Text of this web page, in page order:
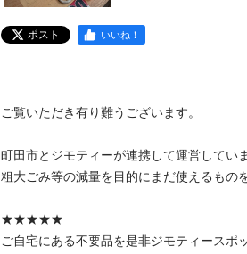
ポスト いいね！
ご覧いただき有り難うございます。
町田市とジモティーが連携して運営してい
粗⼤ごみ等の減量を⽬的にまだ使えるもの
★★★★★
ご自宅にある不要品を是非ジモティースポ